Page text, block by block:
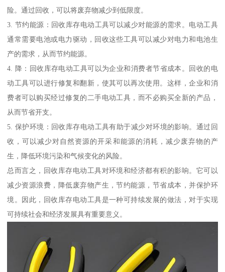
险。通过回收，可以将废弃物减少到低限度。
3. 节约能源：回收库存电动工具可以减少对能源的需求。电动工具
通常需要电池或电力驱动，回收这些工具可以减少对电力和电池生
产的需求，从而节约能源。
4. 降：回收库存电动工具可以为企业和消费者节省成本。回收的电
动工具可以进行修复和翻新，使其可以再次使用。这样，企业和消
费者可以购买经过修复的二手电动工具，而不必购买全新的产品，
从而节省开支。
5. 保护环境：回收库存电动工具有助于减少对环境的影响。通过回
收，可以减少对自然资源的开采和能源的消耗，减少废弃物的产
生，降低环境污染和气候变化的风险。
总而言之，回收库存电动工具对环境和经济都有积的影响。它可以
减少资源浪费，降低废弃物产生，节约能源，节省成本，并保护环
境。因此，回收库存电动工具是一种可持续发展的做法，对于实现
可持续社会和经济发展具有重要意义。